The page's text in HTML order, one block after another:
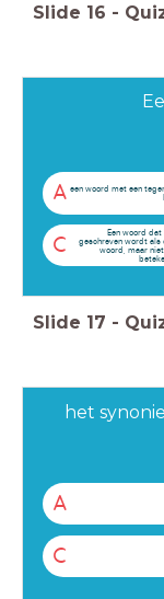
Slide 16 -
A een woord met een
C
Een woord
geschreven wordt als
woord, maar
Slide 17 -
het
A
C